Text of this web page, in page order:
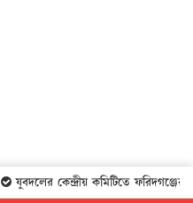
যুবদলের কেন্দ্রীয় কমিটিতে ফরিদগঞ্জের